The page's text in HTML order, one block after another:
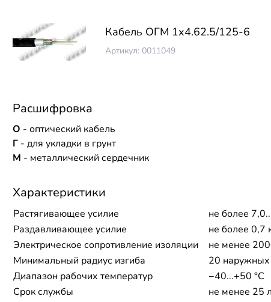
Кабель ОГМ 1х4.62.5/125-6
Артикул: 0011049
Расшифровка
О - оптический кабель
Г - для укладки в грунт
М - металлический сердечник
Характеристики
Растягивающее усилие
не более
Раздавливающее усилие
не более 0,7
Электрическое сопротивление изоляции
не менее
Минимальный радиус изгиба
20 наружных
Диапазон рабочих температур
−40...+50 °C
Срок службы
не менее 25